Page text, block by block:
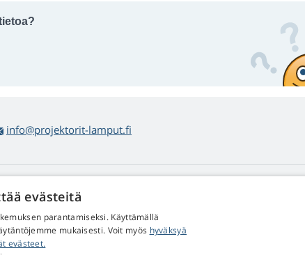
info@projektorit-lamput.fi
käsittelystä
evästeitä
parantamiseksi. Käyttämällä
mukaisesti. Voit myös hyväksyä
evästeet.